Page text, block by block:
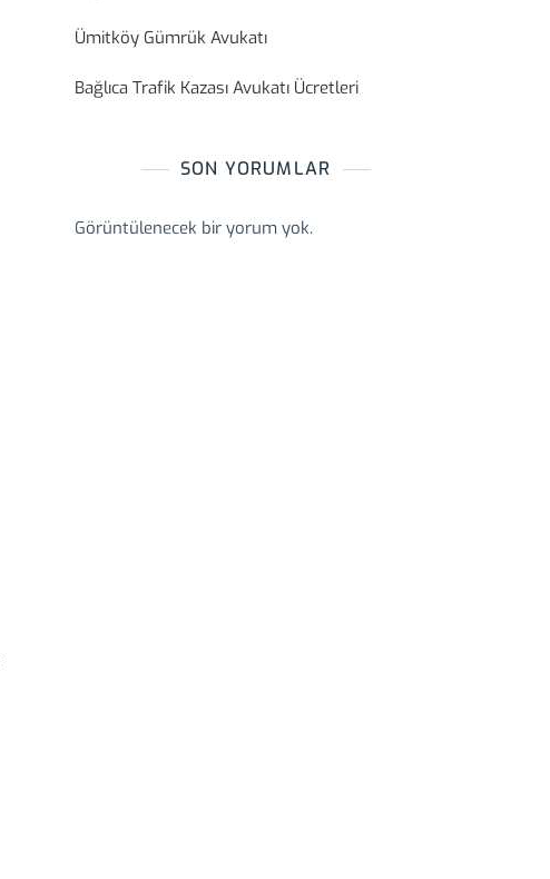
Ümitköy Gümrük Avukatı
Bağlıca Trafik Kazası Avukatı Ücretleri
SON YORUMLAR
Görüntülenecek bir yorum yok.